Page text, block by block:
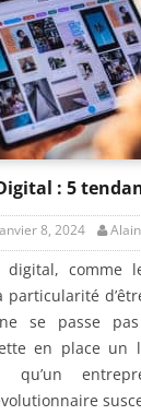
: 5
8, 2024
digital, comme
particularité
se passe
en place un
qu’un